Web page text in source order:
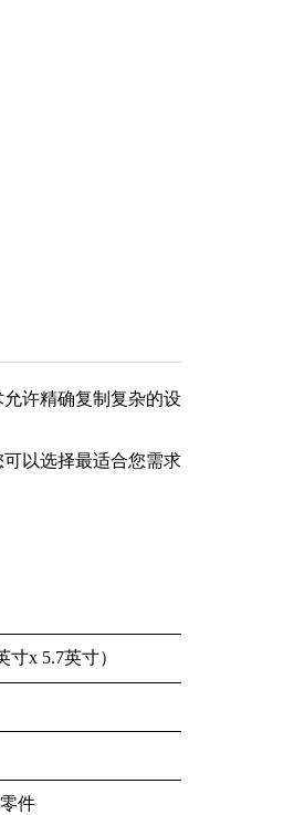
许精确复制复杂的设
以选择最适合您需求
寸x 5.7英寸）
件